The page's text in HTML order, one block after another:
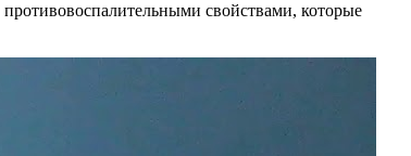
свойствами, которые